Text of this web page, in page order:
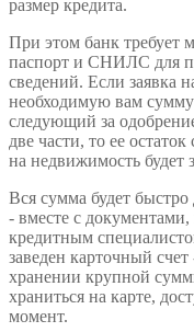
размер кредита.
При этом банк требует
паспорт и СНИЛС для
сведений. Если заявка
необходимую вам
следующий за
две части, то ее
на недвижимость будет
Вся сумма будет быстро
- вместе с
кредитным
заведен карточный счет
хранении крупной
храниться на карте,
момент.